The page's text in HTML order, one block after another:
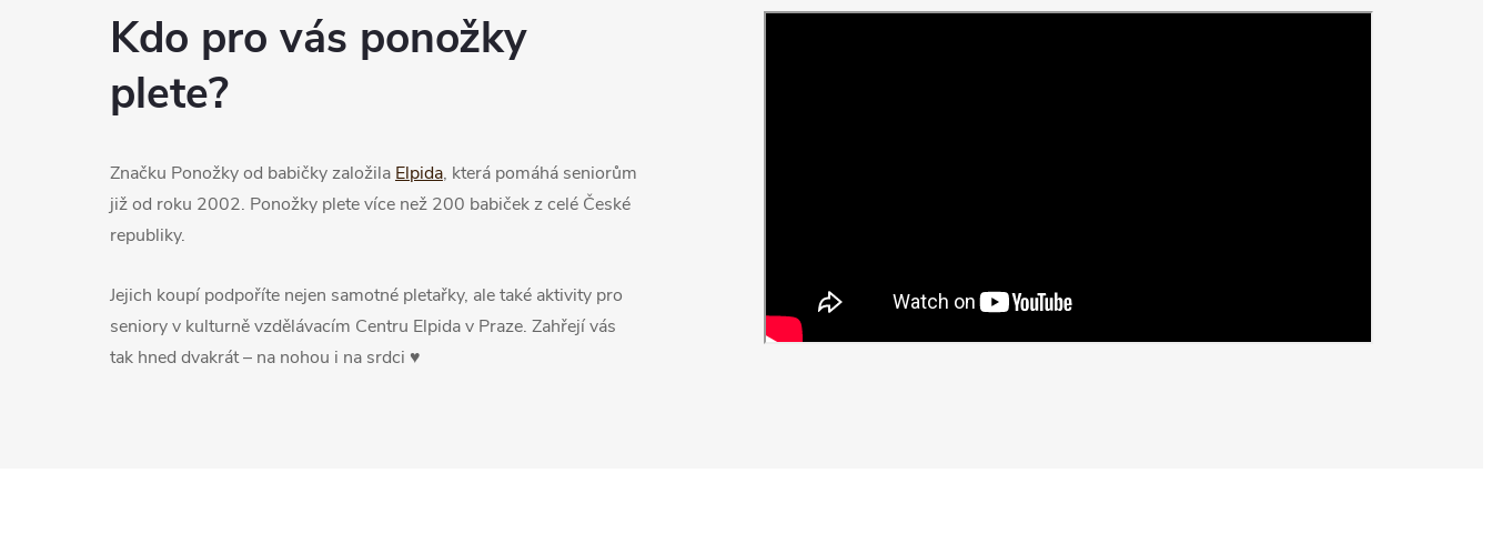
Kdo pro vás ponožky
plete?
Značku Ponožky od babičky založila Elpida, která pomáhá seniorům
již od roku 2002. Ponožky plete více než 200 babiček z celé České
republiky.
Jejich koupí podpoříte nejen samotné pletařky, ale také aktivity pro
seniory v kulturně vzdělávacím Centru Elpida v Praze. Zahřejí vás
tak hned dvakrát – na nohou i na srdci ♥